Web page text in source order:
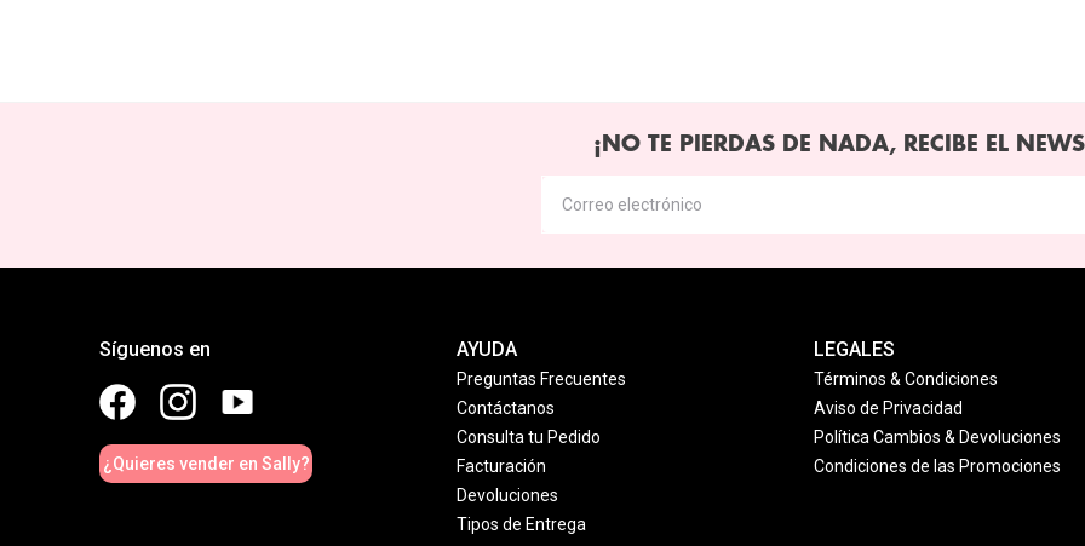
¡NO TE PIERDAS DE NADA, RECIBE EL
Síguenos en
¿Quieres vender en Sally?
AYUDA
Preguntas Frecuentes
Contáctanos
Consulta tu Pedido
Facturación
Devoluciones
Tipos de Entrega
LEGALES
Términos & Condiciones
Aviso de Privacidad
Política Cambios & Devoluciones
Condiciones de las Promociones